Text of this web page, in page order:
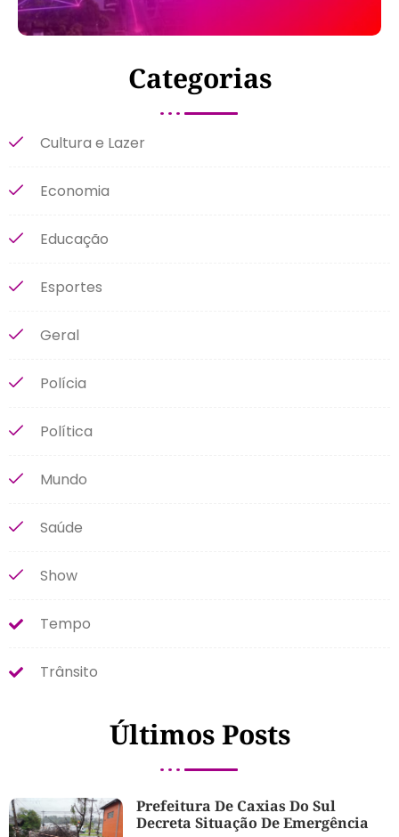
Categorias
Cultura e Lazer
Economia
Educação
Esportes
Geral
Polícia
Política
Mundo
Saúde
Show
Tempo
Trânsito
Últimos Posts
Prefeitura De Caxias Do Sul
Decreta Situação De Emergência